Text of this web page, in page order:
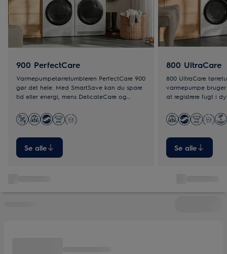
900 PerfectCare
Varmepumpetørretumbleren PerfectCare 900
gør det hele. Med SmartSave kan du spare
tid eller energi, mens DelicateCare og
Se alle
800 UltraCare
800 UltraCare
varmepumpe
at registrere fugt i
jævnt. Selv tykke
og skånsomt.
Se alle